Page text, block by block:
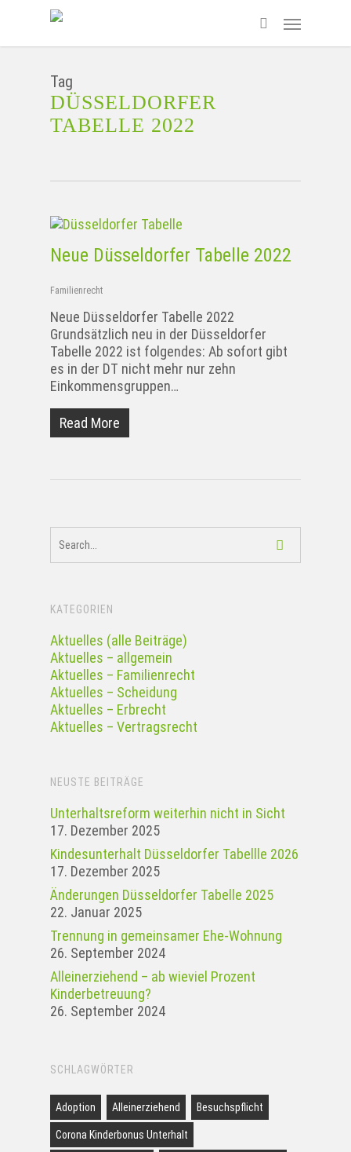
search
Tag
DÜSSELDORFER
TABELLE 2022
Neue Düsseldorfer Tabelle 2022
Familienrecht
Neue Düsseldorfer Tabelle 2022
Grundsätzlich neu in der Düsseldorfer
Tabelle 2022 ist folgendes: Ab sofort gibt
es in der DT nicht mehr nur zehn
Einkommensgruppen…
Read More
KATEGORIEN
Aktuelles (alle Beiträge)
Aktuelles – allgemein
Aktuelles – Familienrecht
Aktuelles – Scheidung
Aktuelles – Erbrecht
Aktuelles – Vertragsrecht
NEUSTE BEITRÄGE
Unterhaltsreform weiterhin nicht in Sicht
17. Dezember 2025
Kindesunterhalt Düsseldorfer Tabellle 2026
17. Dezember 2025
Änderungen Düsseldorfer Tabelle 2025
22. Januar 2025
Tren­nung in gemein­samer Ehe-Woh­nung
26. September 2024
Alleinerziehend – ab wieviel Prozent
Kinderbetreuung?
26. September 2024
SCHLAGWÖRTER
Adoption Alleinerziehend Besuchspflicht
Corona Kinderbonus Unterhalt